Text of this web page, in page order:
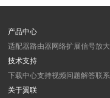
产品中心
适配器路由器 网络扩展信号放
技术支持
下载中心支持视频问题解答联
关于翼联